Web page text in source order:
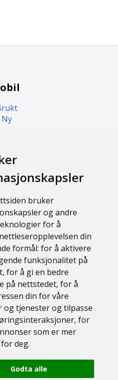
bruker
og andre
for å
din
formål: for å aktivere
funksjonalitet på
, for å gi en bedre
på nettstedet, for å
din for våre
og tjenester og tilpasse
, for
som er mer
deg.
Godta alle
Fritid
Ny
Ny